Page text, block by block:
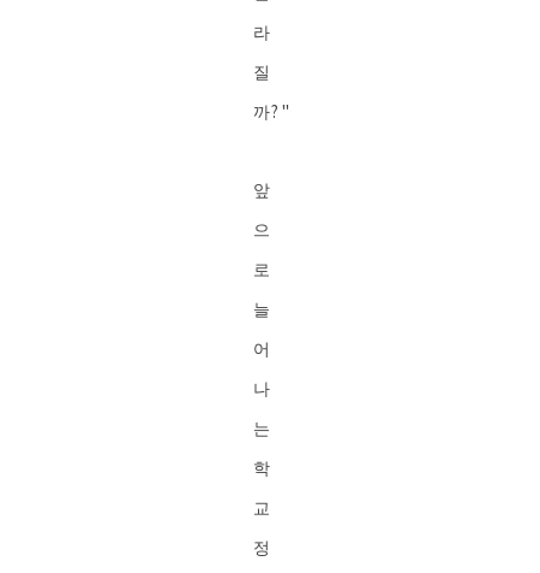
라
질
까?"
앞
으
로
늘
어
나
는
학
교
정